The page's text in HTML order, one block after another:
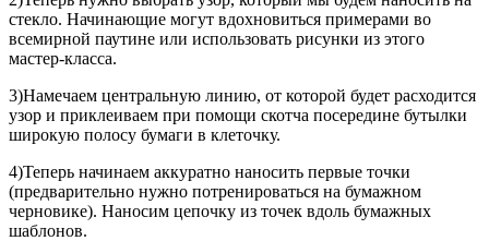
стекло. Начинающие могут вдохновиться примерами во
всемирной паутине или использовать рисунки из этого
мастер-класса.
3)Намечаем центральную линию, от которой будет расходится
узор и приклеиваем при помощи скотча посередине бутылки
широкую полосу бумаги в клеточку.
4)Теперь начинаем аккуратно наносить первые точки
(предварительно нужно потренироваться на бумажном
черновике). Наносим цепочку из точек вдоль бумажных
шаблонов.